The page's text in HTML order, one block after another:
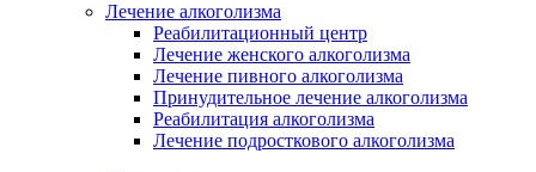
Лечение алкоголизма
Реабилитационный центр
Лечение женского алкоголизма
Лечение пивного алкоголизма
Принудительное лечение алкоголизма
Реабилитация алкоголизма
Лечение подросткового алкоголизма